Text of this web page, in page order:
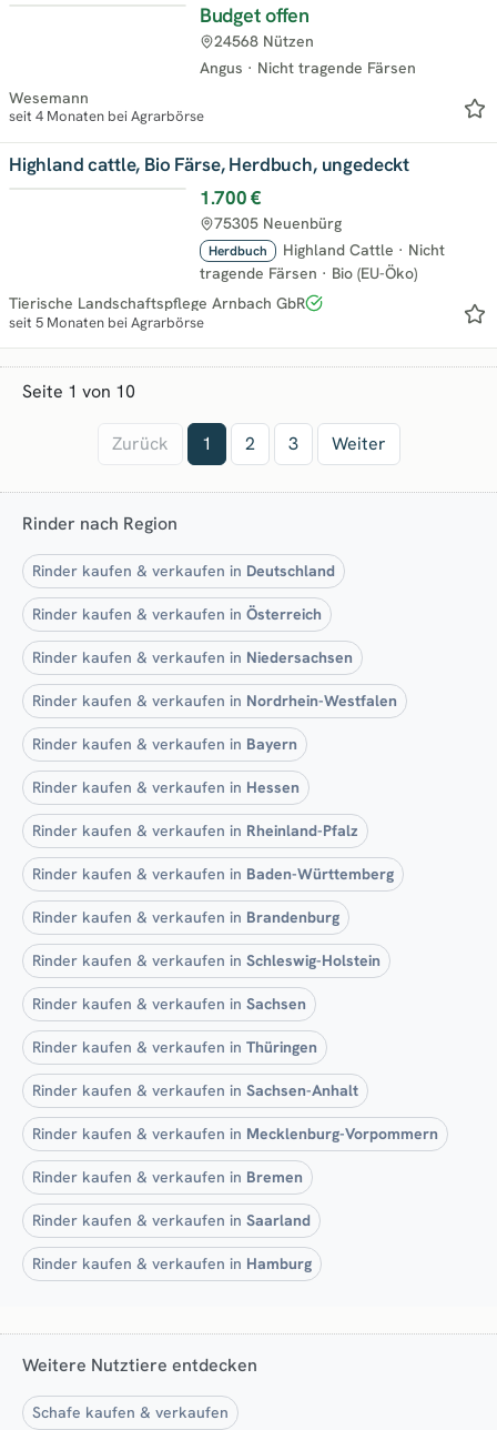
Budget offen
Angus · Nicht tragende Färsen
24568 Nützen
Wesemann
seit 4 Monaten bei Agrarbörse
Highland cattle, Bio Färse, Herdbuch, ungedeckt
1.700 €
Herdbuch Highland Cattle · Nicht
tragende Färsen · Bio (EU-Öko)
75305 Neuenbürg
Tierische Landschaftspflege Arnbach GbR
seit 5 Monaten bei Agrarbörse
Seite 1 von 10
Zurück 1 2 3 Weiter
Rinder nach Region
Rinder kaufen & verkaufen in Deutschland
Rinder kaufen & verkaufen in Österreich
Rinder kaufen & verkaufen in Niedersachsen
Rinder kaufen & verkaufen in Nordrhein-Westfalen
Rinder kaufen & verkaufen in Bayern
Rinder kaufen & verkaufen in Hessen
Rinder kaufen & verkaufen in Rheinland-Pfalz
Rinder kaufen & verkaufen in Baden-Württemberg
Rinder kaufen & verkaufen in Brandenburg
Rinder kaufen & verkaufen in Schleswig-Holstein
Rinder kaufen & verkaufen in Sachsen
Rinder kaufen & verkaufen in Thüringen
Rinder kaufen & verkaufen in Sachsen-Anhalt
Rinder kaufen & verkaufen in Mecklenburg-Vorpommern
Rinder kaufen & verkaufen in Bremen
Rinder kaufen & verkaufen in Saarland
Rinder kaufen & verkaufen in Hamburg
Weitere Nutztiere entdecken
Schafe kaufen & verkaufen